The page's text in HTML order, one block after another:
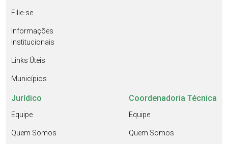
Filie-se
Informações
Institucionais
Links Úteis
Municípios
Jurídico
Equipe
Quem Somos
Coordenadoria Técnica
Equipe
Quem Somos